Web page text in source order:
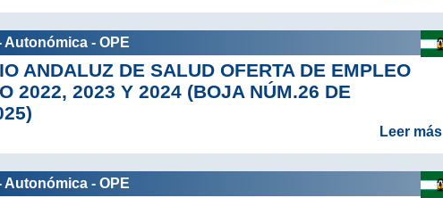
Autonómica - OPE
ANDALUZ DE SALUD OFERTA DE EMPLEO
2022, 2023 Y 2024 (BOJA NÚM.26 DE
Leer más
Autonómica - OPE